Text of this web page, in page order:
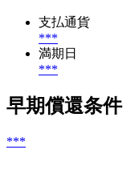
支払通貨
***
満期日
***
早期償還条件
***